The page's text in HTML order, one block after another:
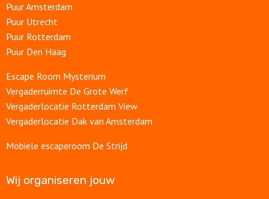
Puur Amsterdam
Puur Utrecht
Puur Rotterdam
Puur Den Haag
Escape Room Mysterium
Vergaderruimte De Grote Werf
Vergaderlocatie Rotterdam View
Vergaderlocatie Dak van Amsterdam
Mobiele escaperoom De Strijd
Wij organiseren jouw